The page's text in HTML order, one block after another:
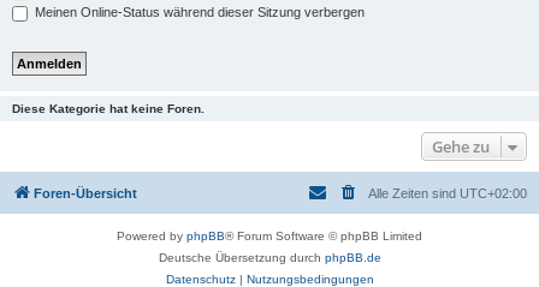
Meinen Online-Status während dieser Sitzung verbergen
Diese Kategorie hat keine Foren.
Gehe zu
Foren-Übersicht Alle Zeiten sind UTC+02:00
Powered by phpBB® Forum Software © phpBB Limited
Deutsche Übersetzung durch phpBB.de
Datenschutz| Nutzungsbedingungen